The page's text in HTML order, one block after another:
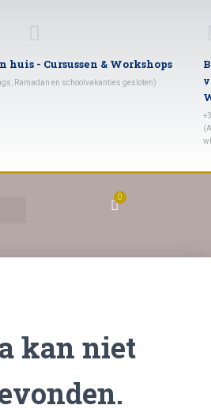
huis - Cursussen & Workshops
Ramadan en schoolvakanties gesloten)
0
kan niet